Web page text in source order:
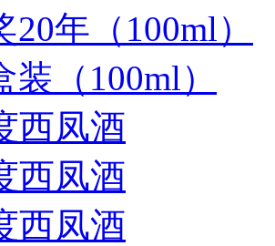
20年（100ml）
装（100ml）
西凤酒
西凤酒
西凤酒